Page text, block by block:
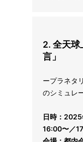
2. 全天球
言」
ープラネタ
のシミュレ
日時： 2025
16:00〜／